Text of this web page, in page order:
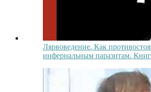
Лярвоведение. Как
инфернальным паразитам.